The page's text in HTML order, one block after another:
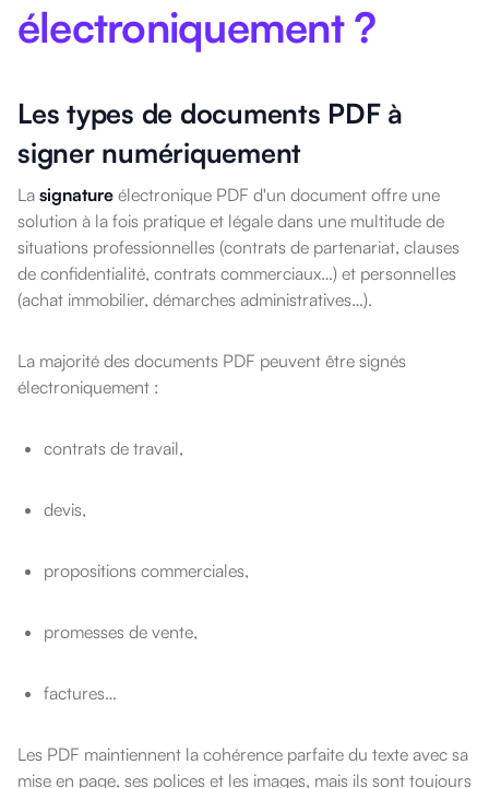
électroniquement ?
Les types de documents PDF à
signer numériquement
La signature électronique PDF d'un document offre une
solution à la fois pratique et légale dans une multitude de
situations professionnelles (contrats de partenariat, clauses
de confidentialité, contrats commerciaux…) et personnelles
(achat immobilier, démarches administratives…).
La majorité des documents PDF peuvent être signés
électroniquement :
contrats de travail,
devis,
propositions commerciales,
promesses de vente,
factures…
Les PDF maintiennent la cohérence parfaite du texte avec sa
mise en page, ses polices et les images, mais ils sont toujours